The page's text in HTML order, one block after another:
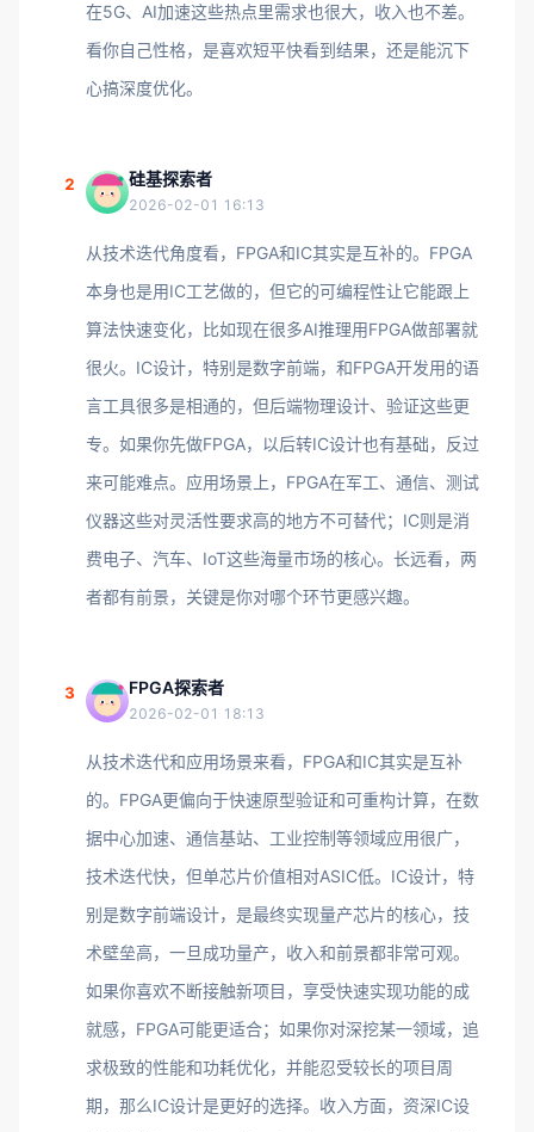
在5G、AI加速这些热点里需求也很大，收入也不差。
看你自己性格，是喜欢短平快看到结果，还是能沉下
心搞深度优化。
2 硅基探索者
2026-02-01 16:13
从技术迭代角度看，FPGA和IC其实是互补的。FPGA
本身也是用IC工艺做的，但它的可编程性让它能跟上
算法快速变化，比如现在很多AI推理用FPGA做部署就
很火。IC设计，特别是数字前端，和FPGA开发用的语
言工具很多是相通的，但后端物理设计、验证这些更
专。如果你先做FPGA，以后转IC设计也有基础，反过
来可能难点。应用场景上，FPGA在军工、通信、测试
仪器这些对灵活性要求高的地方不可替代；IC则是消
费电子、汽车、IoT这些海量市场的核心。长远看，两
者都有前景，关键是你对哪个环节更感兴趣。
3 FPGA探索者
2026-02-01 18:13
从技术迭代和应用场景来看，FPGA和IC其实是互补
的。FPGA更偏向于快速原型验证和可重构计算，在数
据中心加速、通信基站、工业控制等领域应用很广，
技术迭代快，但单芯片价值相对ASIC低。IC设计，特
别是数字前端设计，是最终实现量产芯片的核心，技
术壁垒高，一旦成功量产，收入和前景都非常可观。
如果你喜欢不断接触新项目，享受快速实现功能的成
就感，FPGA可能更适合；如果你对深挖某一领域，追
求极致的性能和功耗优化，并能忍受较长的项目周
期，那么IC设计是更好的选择。收入方面，资深IC设